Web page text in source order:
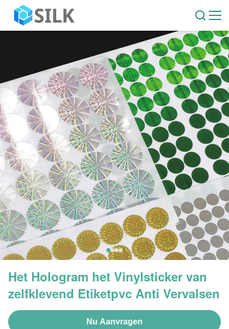
Het Hologram het Vinylsticker van
zelfklevend Etiketpvc Anti Vervalsen
Nu Aanvragen